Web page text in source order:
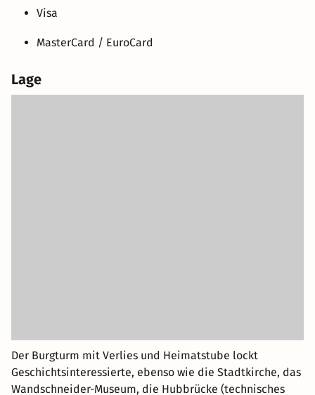
Visa
MasterCard / EuroCard
Lage
Der Burgturm mit Verlies und Heimatstube lockt
Geschichtsinteressierte, ebenso wie die Stadtkirche, das
Wandschneider-Museum, die Hubbrücke (technisches